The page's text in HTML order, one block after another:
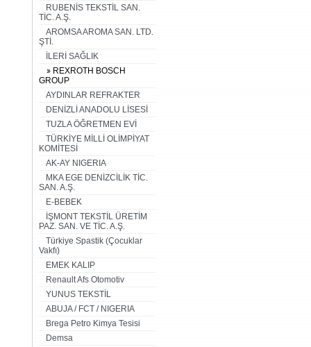
RUBENİS TEKSTİL SAN.
TİC. A.Ş.
AROMSA AROMA SAN. LTD.
ŞTİ.
İLERİ SAĞLIK
REXROTH BOSCH
GROUP
AYDINLAR REFRAKTER
DENİZLİ ANADOLU LİSESİ
TUZLA ÖĞRETMEN EVİ
TÜRKİYE MİLLİ OLİMPİYAT
KOMİTESİ
AK-AY NIGERIA
MKA EGE DENİZCİLİK TİC.
SAN. A.Ş.
E-BEBEK
İŞMONT TEKSTİL ÜRETİM
PAZ. SAN. VE TİC. A.Ş.
Türkiye Spastik (Çocuklar
Vakfı)
EMEK KALIP
Renault Afs Otomotiv
YUNUS TEKSTİL
ABUJA / FCT / NIGERIA
Brega Petro Kimya Tesisi
Demsa